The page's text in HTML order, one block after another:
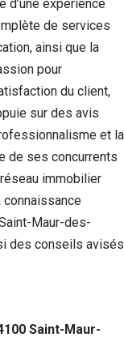
d’une expérience
de services
ainsi que la
pour
du client,
sur des avis
et la
de ses concurrents
immobilier
connaissance
Maur-des-
des conseils avisés
Saint-Maur-